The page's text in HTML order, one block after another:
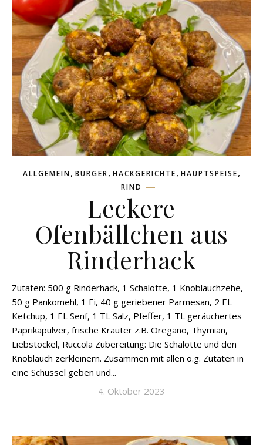
ALLGEMEIN, BURGER, HACKGERICHTE, HAUPTSPEISE,
RIND
Leckere
Ofenbällchen aus
Rinderhack
Zutaten: 500 g Rinderhack, 1 Schalotte, 1 Knoblauchzehe,
50 g Pankomehl, 1 Ei, 40 g geriebener Parmesan, 2 EL
Ketchup, 1 EL Senf, 1 TL Salz, Pfeffer, 1 TL geräuchertes
Paprikapulver, frische Kräuter z.B. Oregano, Thymian,
Liebstöckel, Ruccola Zubereitung: Die Schalotte und den
Knoblauch zerkleinern. Zusammen mit allen o.g. Zutaten in
eine Schüssel geben und...
4. Oktober 2023